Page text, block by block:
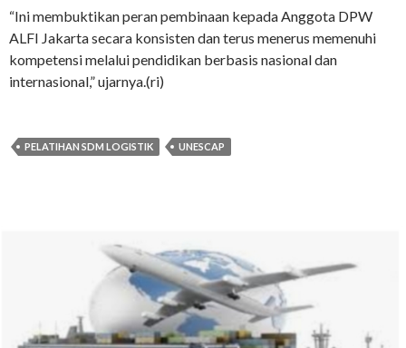
“Ini membuktikan peran pembinaan kepada Anggota DPW
ALFI Jakarta secara konsisten dan terus menerus memenuhi
kompetensi melalui pendidikan berbasis nasional dan
internasional,” ujarnya.(ri)
PELATIHAN SDM LOGISTIK UNESCAP